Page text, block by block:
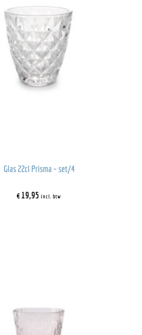
Glas 22cl Prisma – set/4
€19,95 incl. btw